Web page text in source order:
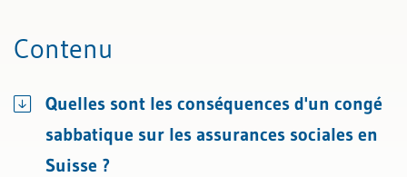
Contenu
Quelles sont les conséquences d'un congé
sabbatique sur les assurances sociales en
Suisse ?